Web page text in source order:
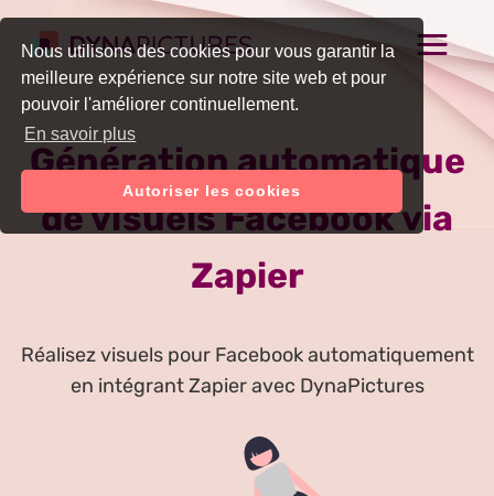
Nous utilisons des cookies pour vous garantir la
meilleure expérience sur notre site web et pour
pouvoir l'améliorer continuellement.
En savoir plus
Autoriser les cookies
Génération automatique
de visuels Facebook via
Zapier
Réalisez visuels pour Facebook automatiquement
en intégrant Zapier avec DynaPictures